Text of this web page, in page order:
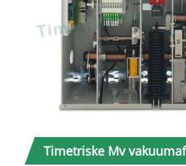
Timetriske Mv